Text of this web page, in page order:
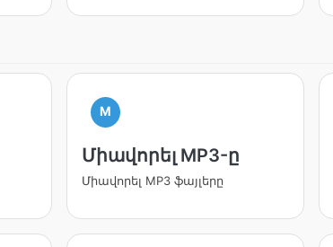
M
Միավորել MP3-ը
Միավորել MP3 ֆայլերը